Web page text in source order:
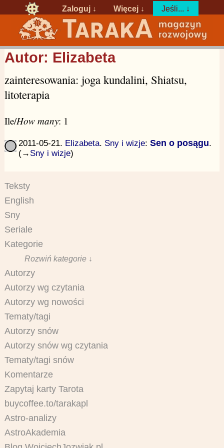
Zaloguj ↓ Więcej ↓ Jeśli... ↓
Autor: Elizabeta
zainteresowania: joga kundalini, Shiatsu,
litoterapia
Ile/How many: 1
2011-05-21. Elizabeta. Sny i wizje: Sen o posągu.
(→ Sny i wizje)
Teksty
English
Sny
Seriale
Kategorie
Rozwiń kategorie ↓
Autorzy
Autorzy wg czytania
Autorzy wg nowości
Tematy/tagi
Autorzy snów
Autorzy snów wg czytania
Tematy/tagi snów
Komentarze
Zapytaj karty Tarota
buycoffee.to/tarakapl
Astro-analizy
AstroAkademia